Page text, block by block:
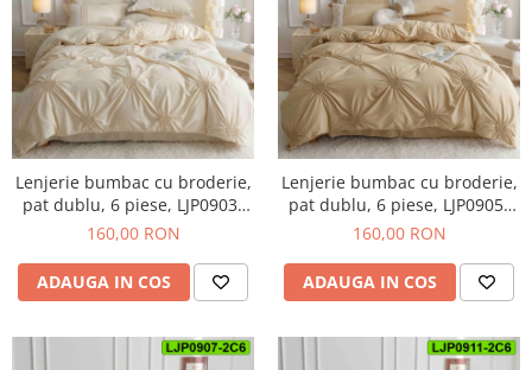
Lenjerie bumbac cu broderie,
pat dublu, 6 piese, LJP0903-
2C6
160,00 RON
ADAUGA IN COS
Lenjerie bumbac cu broderie,
pat dublu, 6 piese, LJP0905-
2C6
160,00 RON
ADAUGA IN COS